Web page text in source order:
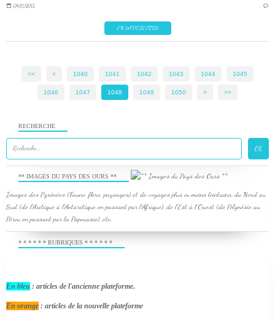
04/11/2013 …
EN SAVOIR PLUS
<< < 1000
1010
1020
1030
1040 1041 1042 1043 1044 1045
1046 1047 1048 1049 1050 1060
1070
1080
1090
1100
> >>
RECHERCHE
** IMAGES DU PAYS DES OURS **
Images des Pyrénées (Faune, flore, paysages) et de voyages plus ou moins lointains, du Nord au
Sud (de l'Arctique à l'Antarctique en passant par l'Afrique), de l'Est à l'Ouest (de Polynésie au
Pérou en passant par la Papouasie), etc.
* * * * * * RUBRIQUES * * * * * *
En bleu : articles de l'ancienne plateforme.
En orange : articles de la nouvelle plateforme